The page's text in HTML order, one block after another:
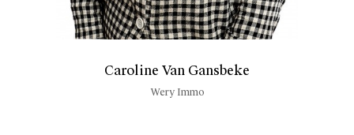
Caroline Van Gansbeke
Wery Immo